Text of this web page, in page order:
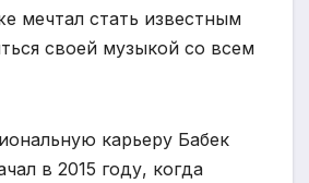
мечтал стать известным
своей музыкой со всем
карьеру Бабек
в 2015 году, когда